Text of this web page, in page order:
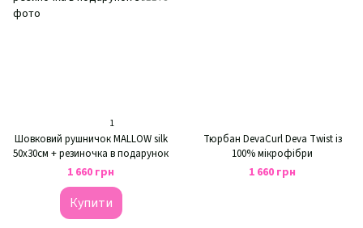
1
Шовковий рушничок MALLOW silk
50х30см + резиночка в подарунок
1 660 грн
Купити
Тюрбан DevaCurl Deva Twist із
100% мікрофібри
1 660 грн